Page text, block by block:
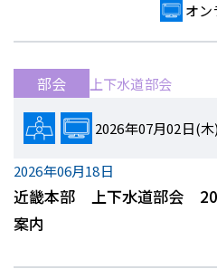
オン
部会 上下水道部会
2026年07月02日(
2026年06月18日
近畿本部 上下水道部会
案内